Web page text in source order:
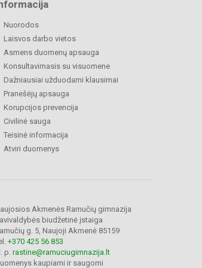
Nuorodos
Laisvos darbo vietos
Asmens duomenų apsauga
Konsultavimasis su visuomene
Dažniausiai užduodami klausimai
Pranešėjų apsauga
Korupcijos prevencija
Civilinė sauga
Teisinė informacija
Atviri duomenys
Akmenės Ramučių gimnazija
biudžetinė įstaiga
g. 5, Naujoji Akmenė 85159
+370 425 56 853
p. rastine@ramuciugimnazija.lt
kaupiami ir saugomi